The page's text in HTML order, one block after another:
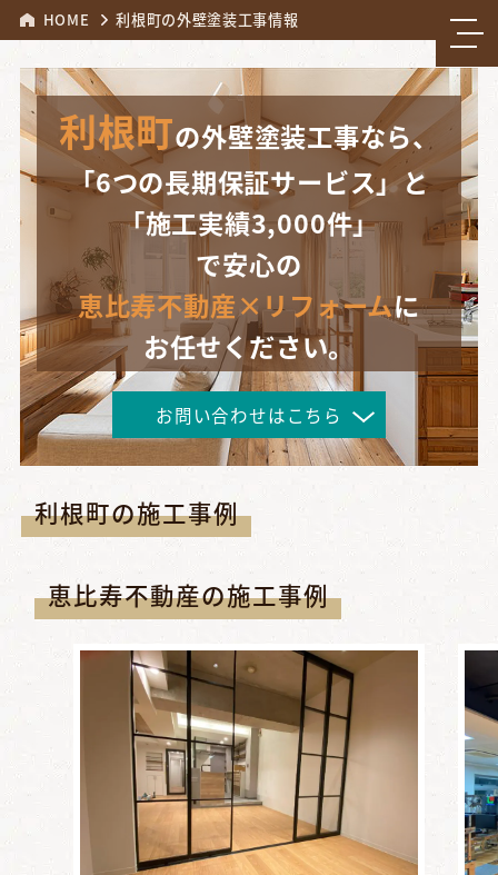
HOME 利根町の外壁塗装工事情報
利根町の外壁塗装工事なら、
「6つの長期保証サービス」と
「施工実績3,000件」
で安心の
恵比寿不動産×リフォームに
お任せください。
お問い合わせはこちら
利根町の施工事例
恵比寿不動産の施工事例